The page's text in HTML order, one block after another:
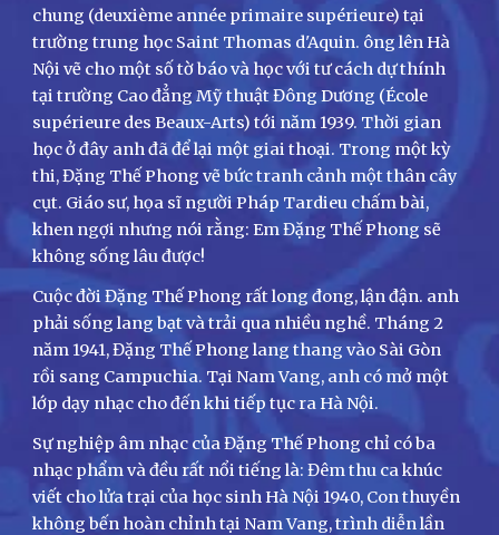
chung (deuxième année primaire supérieure) tại
trường trung học Saint Thomas d'Aquin. ông lên Hà
Nội vẽ cho một số tờ báo và học với tư cách dự thính
tại trường Cao đẳng Mỹ thuật Đông Dương (École
supérieure des Beaux-Arts) tới năm 1939. Thời gian
học ở đây anh đã để lại một giai thoại. Trong một kỳ
thi, Đặng Thế Phong vẽ bức tranh cảnh một thân cây
cụt. Giáo sư, họa sĩ người Pháp Tardieu chấm bài,
khen ngợi nhưng nói rằng: Em Đặng Thế Phong sẽ
không sống lâu được!
Cuộc đời Đặng Thế Phong rất long đong, lận đận. anh
phải sống lang bạt và trải qua nhiều nghề. Tháng 2
năm 1941, Đặng Thế Phong lang thang vào Sài Gòn
rồi sang Campuchia. Tại Nam Vang, anh có mở một
lớp dạy nhạc cho đến khi tiếp tục ra Hà Nội.
Sự nghiệp âm nhạc của Đặng Thế Phong chỉ có ba
nhạc phẩm và đều rất nổi tiếng là: Đêm thu ca khúc
viết cho lửa trại của học sinh Hà Nội 1940, Con thuyền
không bến hoàn chỉnh tại Nam Vang, trình diễn lần